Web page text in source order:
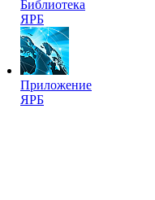
Библиотека
ЯРБ
Приложение
ЯРБ